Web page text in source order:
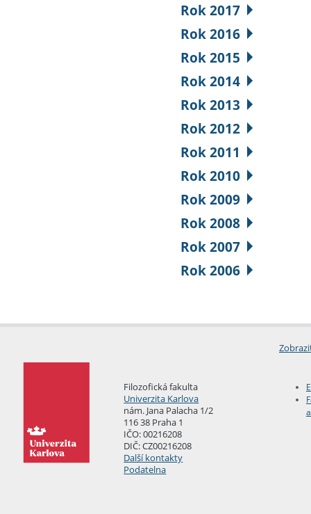
Rok 2017
Rok 2016
Rok 2015
Rok 2014
Rok 2013
Rok 2012
Rok 2011
Rok 2010
Rok 2009
Rok 2008
Rok 2007
Rok 2006
Filozofická fakulta
Univerzita Karlova
nám. Jana Palacha 1/2
116 38 Praha 1
IČO: 00216208
DIČ: CZ00216208
Další kontakty
Podatelna